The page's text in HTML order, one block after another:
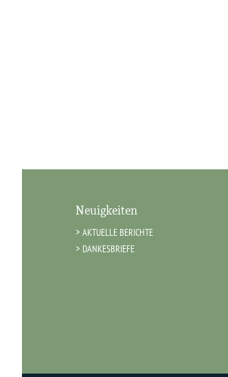
Neuigkeiten
AKTUELLE BERICHTE
DANKESBRIEFE